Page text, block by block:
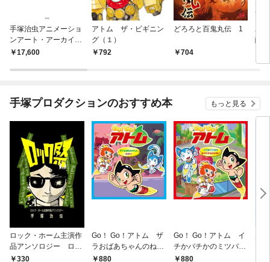
手塚治虫アニメーショ
ンアート・アーカイブ
ス17,600
アトム ザ・ビギニン
グ（１）
792
どろろと百鬼丸伝 1
704
ユ
醒
手塚プロダクションのおすすめ本 もっと見る
ロック・ホーム主演作
品アンソロジー ロッ
ク祭（フェスティバ
330
Go！ Go！アトム ザ
ラおばあちゃんのねが
い880
Go！ Go！アトム イ
チかバチかのミツバチ
ミッション
880